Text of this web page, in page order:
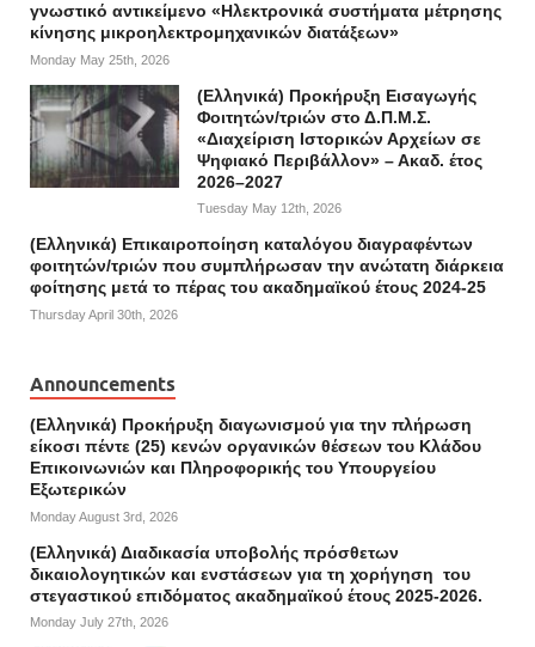
γνωστικό αντικείμενο «Ηλεκτρονικά συστήματα μέτρησης
κίνησης μικροηλεκτρομηχανικών διατάξεων»
Monday May 25th, 2026
(Ελληνικά) Προκήρυξη Εισαγωγής
Φοιτητών/τριών στο Δ.Π.Μ.Σ.
«Διαχείριση Ιστορικών Αρχείων σε
Ψηφιακό Περιβάλλον» – Ακαδ. έτος
2026–2027
Tuesday May 12th, 2026
(Ελληνικά) Επικαιροποίηση καταλόγου διαγραφέντων
φοιτητών/τριών που συμπλήρωσαν την ανώτατη διάρκεια
φοίτησης μετά το πέρας του ακαδημαϊκού έτους 2024-25
Thursday April 30th, 2026
Announcements
(Ελληνικά) Προκήρυξη διαγωνισμού για την πλήρωση
είκοσι πέντε (25) κενών οργανικών θέσεων του Κλάδου
Επικοινωνιών και Πληροφορικής του Υπουργείου
Εξωτερικών
Monday August 3rd, 2026
(Ελληνικά) Διαδικασία υποβολής πρόσθετων
δικαιολογητικών και ενστάσεων για τη χορήγηση του
στεγαστικού επιδόματος ακαδημαϊκού έτους 2025-2026.
Monday July 27th, 2026